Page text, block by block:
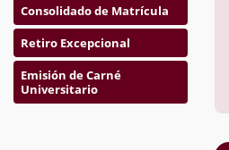
Consolidado de Matrícula
Retiro Excepcional
Emisión de Carné
Universitario